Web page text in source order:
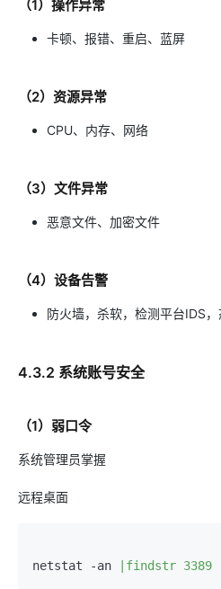
（1）操作异常
卡顿、报错、重启、蓝屏
（2）资源异常
CPU、内存、网络
（3）文件异常
恶意文件、加密文件
（4）设备告警
防火墙，杀软，检测平台IDS
4.3.2 系统账号安全
（1）弱口令
系统管理员掌握
远程桌面
netstat -an |findstr 3389